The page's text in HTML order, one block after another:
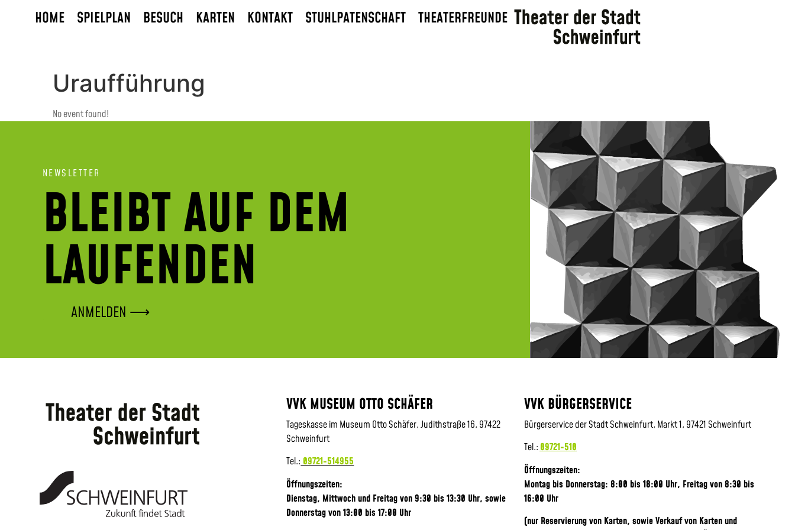
HOME SPIELPLAN BESUCH KARTEN KONTAKT STUHLPATENSCHAFT THEATERFREUNDE
Uraufführung
No event found!
NEWSLETTER
BLEIBT AUF DEM
LAUFENDEN
ANMELDEN ⟶
VVK MUSEUM OTTO SCHÄFER
Tageskasse im Museum Otto Schäfer, Judithstraße 16, 97422
Schweinfurt
Tel.: 09721-514955
Öffnungszeiten:
Dienstag, Mittwoch und Freitag von 9:30 bis 13:30 Uhr,sowie
Donnerstag von 13:00 bis 17:00 Uhr
VVK BÜRGERSERVICE
Bürgerservice der Stadt Schweinfurt, Markt 1, 97421 Schweinfurt
Tel.: 09721-510
Öffnungszeiten:
Montag bis Donnerstag: 8:00 bis 18:00 Uhr, Freitag von 8:30 bis
16:00 Uhr
(nur Reservierung von Karten, sowie Verkauf von Karten und